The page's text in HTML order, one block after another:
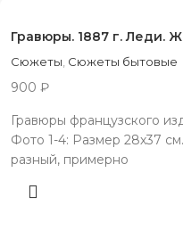
Гравюры. 1887 г. Леди.
Сюжеты Сюжеты бытовые
900 ₽
Гравюры французского
Фото 1-4: Размер 28х37
разный, примерно